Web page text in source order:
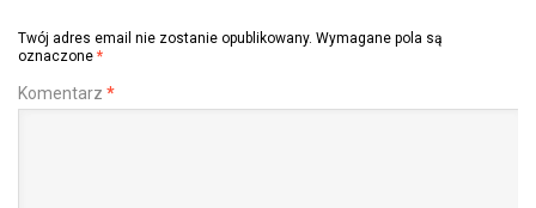
Twój adres email nie zostanie opublikowany. Wymagane pola są
oznaczone *
Komentarz *